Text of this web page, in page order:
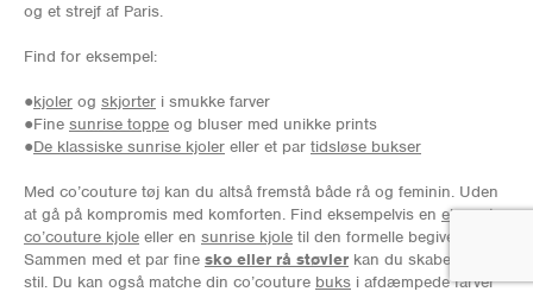
og et strejf af Paris.
Find for eksempel:
●kjoler og skjorter i smukke farver
●Fine sunrise toppe og bluser med unikke prints
●De klassiske sunrise kjoler eller et par tidsløse bukser
Med co’couture tøj kan du altså fremstå både rå og feminin. Uden
at gå på kompromis med komforten. Find eksempelvis en elegant
co’couture kjole eller en sunrise kjole til den formelle begivenhed.
Sammen med et par fine sko eller rå støvler kan du skabe en unik
stil. Du kan også matche din co’couture buks i afdæmpede farver